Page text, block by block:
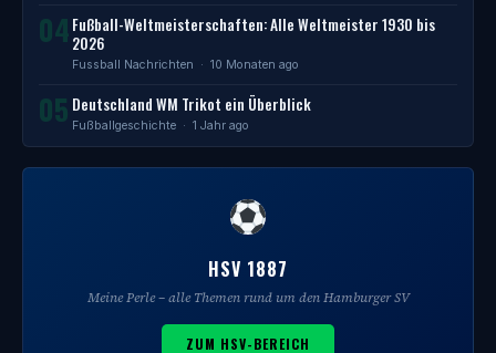
04 Fußball-Weltmeisterschaften: Alle Weltmeister 1930 bis
2026
Fussball Nachrichten · 10 Monaten ago
05 Deutschland WM Trikot ein Überblick
Fußballgeschichte · 1 Jahr ago
HSV 1887
Meine Perle – alle Themen rund um den Hamburger SV
ZUM HSV-BEREICH